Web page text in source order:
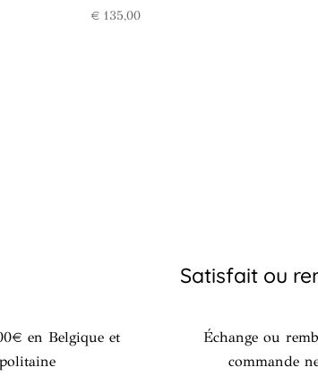
€ 135,00
en Belgique et
Satisfait ou
Échange ou
commande